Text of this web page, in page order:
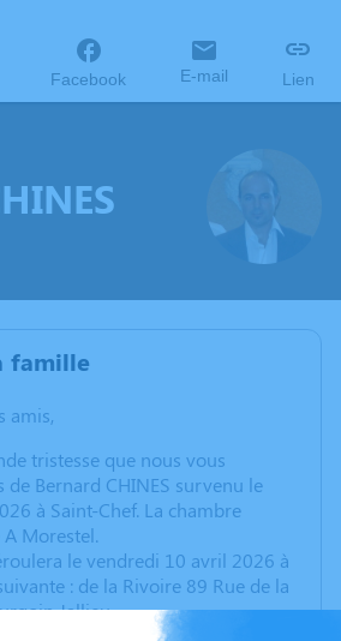
Facebook E-mail Lien
famille
amis,
tristesse que nous vous
de Bernard CHINES survenu le
à Saint-Chef. La chambre
Morestel.
le vendredi 10 avril 2026 à
: de la Rivoire 89 Rue de la
Jallieu.